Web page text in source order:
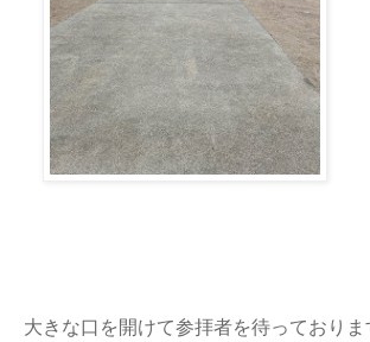
大きな口を開けて参拝者を待っておりま